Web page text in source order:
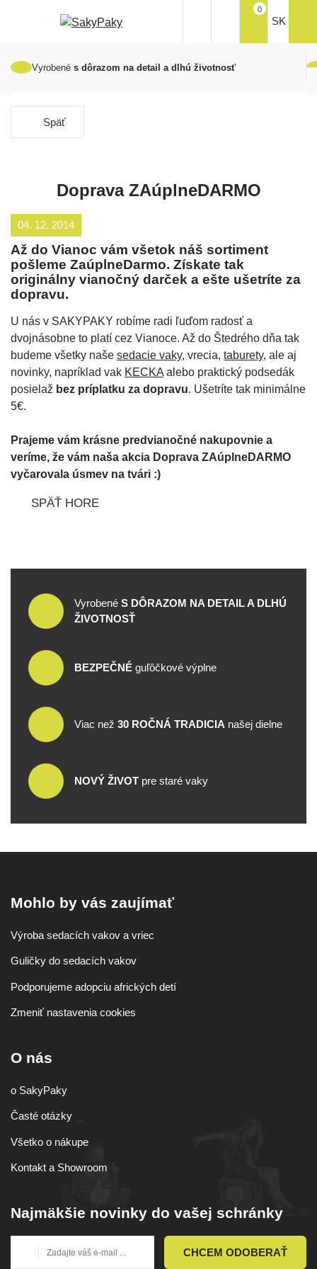
0
SK
Vyrobené s dôrazom na detail a dlhú životnosť
Späť
Doprava ZAúplneDARMO
04. 12. 2014
Až do Vianoc vám všetok náš sortiment
pošleme ZaúplneDarmo. Získate tak
originálny vianočný darček a ešte ušetríte za
dopravu.
U nás v SAKYPAKY robíme radi ľuďom radosť a
dvojnásobne to platí cez Vianoce. Až do Štedrého dňa tak
budeme všetky naše sedacie vaky, vrecia, taburety, ale aj
novinky, napríklad vak KECKA alebo praktický podsedák
posielaž bez príplatku za dopravu. Ušetríte tak minimálne
5€.
Prajeme vám krásne predvianočné nakupovnie a
veríme, že vám naša akcia Doprava ZAúplneDARMO
vyčarovala úsmev na tvári :)
SPÄŤ HORE
Vyrobené S DÔRAZOM NA DETAIL A DLHÚ
ŽIVOTNOSŤ
BEZPEČNÉ guľôčkové výplne
Viac než 30 ROČNÁ TRADICIA našej dielne
NOVÝ ŽIVOT pre staré vaky
Mohlo by vás zaujímať
Výroba sedacích vakov a vriec
Guličky do sedacích vakov
Podporujeme adopciu afrických detí
Zmeniť nastavenia cookies
O nás
o SakyPaky
Časté otázky
Všetko o nákupe
Kontakt a Showroom
Najmäkšie novinky do vašej schránky
CHCEM ODOBERAŤ